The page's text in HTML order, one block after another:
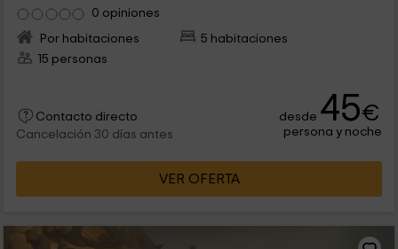
0 opiniones
Por habitaciones
5 habitaciones
15 personas
Contacto directo
Cancelación 30 días antes
desde 45€
persona y noche
VER OFERTA